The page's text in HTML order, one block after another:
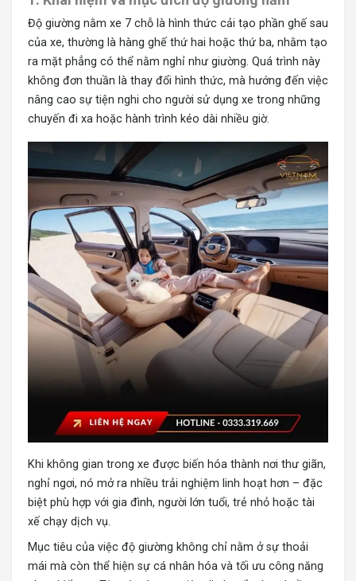
Độ giường nằm xe 7 chỗ là hình thức cải tạo phần ghế sau
của xe, thường là hàng ghế thứ hai hoặc thứ ba, nhằm tạo
ra mặt phẳng có thể nằm nghỉ như giường. Quá trình này
không đơn thuần là thay đổi hình thức, mà hướng đến việc
nâng cao sự tiện nghi cho người sử dụng xe trong những
chuyến đi xa hoặc hành trình kéo dài nhiều giờ.
Khi không gian trong xe được biến hóa thành nơi thư giãn,
nghỉ ngơi, nó mở ra nhiều trải nghiệm linh hoạt hơn – đặc
biệt phù hợp với gia đình, người lớn tuổi, trẻ nhỏ hoặc tài
xế chạy dịch vụ.
Mục tiêu của việc độ giường không chỉ nằm ở sự thoải
mái mà còn thể hiện sự cá nhân hóa và tối ưu công năng